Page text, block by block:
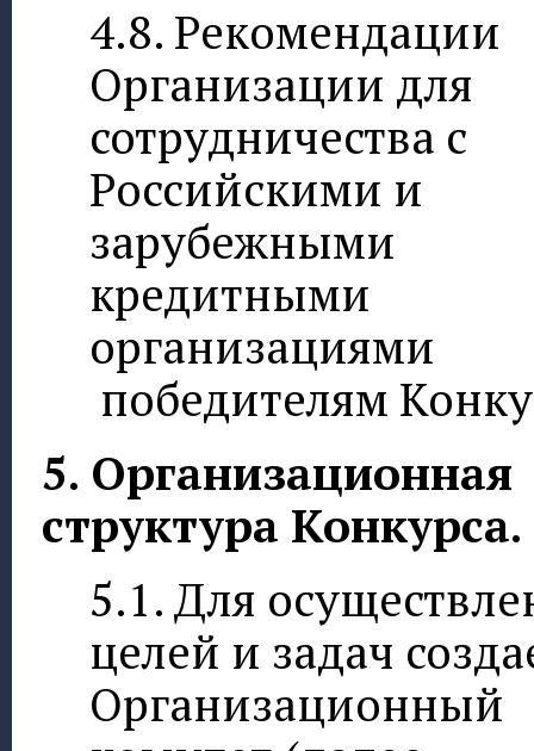
4.8. Рекомендации
Организации для
сотрудничества с
Российскими и
зарубежными
кредитными
организациями
победителям
5. Организационная
структура Конкурса.
5.1. Для
целей и задач
Организационный